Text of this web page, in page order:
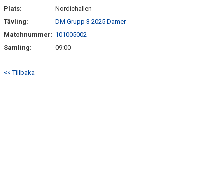
MATCHER
ANMÄLAN
Plats:
Nordichallen
Tävling:
DM Grupp 3 2025 Damer
Matchnummer: 101005002
Samling:
09:00
<< Tillbaka